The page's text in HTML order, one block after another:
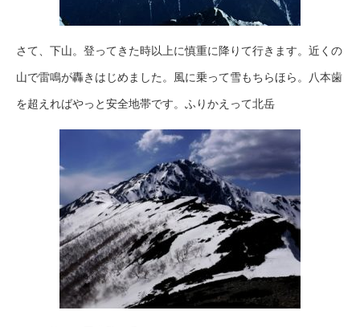
さて、下山。登ってきた時以上に慎重に降りて行きます。近くの
山で雷鳴が轟きはじめました。風に乗って雪もちらほら。八本歯
を超えればやっと安全地帯です。ふりかえって北岳